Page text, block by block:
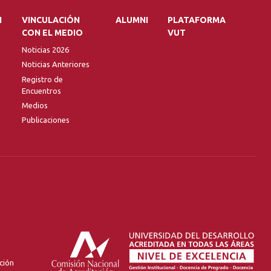
VINCULACIÓN
CON EL MEDIO
Noticias 2026
Noticias Anteriores
Registro de
Encuentros
Medios
Publicaciones
ALUMNI
PLATAFORMA
VUT